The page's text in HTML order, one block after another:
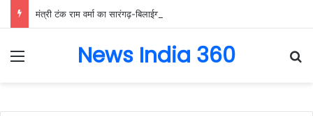
Menu News India 360